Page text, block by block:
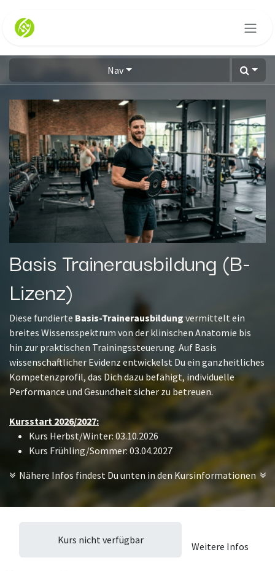
Nav
Basis Trainerausbildung (B-
Lizenz)
Diese fundierte Basis-Trainerausbildung vermittelt ein
breites Wissensspektrum von der klinischen Anatomie bis
hin zur praktischen Trainingssteuerung. Auf Basis
wissenschaftlicher Evidenz entwickelst Du ein ganzheitliches
Kompetenzprofil, das Dich dazu befähigt, individuelle
Performance und Gesundheit sicher zu betreuen.
Kursstart 2026/2027:
Kurs Herbst/Winter: 03.10.2026
Kurs Frühling/Sommer: 03.04.2027
Nähere Infos findest Du unten in den Kursinformationen
Kurs nicht verfügbar
Weitere Infos